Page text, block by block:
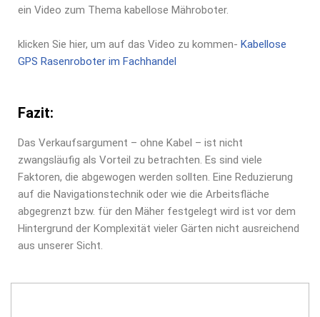
ein Video zum Thema kabellose Mähroboter.
klicken Sie hier, um auf das Video zu kommen- Kabellose
GPS Rasenroboter im Fachhandel
Fazit:
Das Verkaufsargument – ohne Kabel – ist nicht
zwangsläufig als Vorteil zu betrachten. Es sind viele
Faktoren, die abgewogen werden sollten. Eine Reduzierung
auf die Navigationstechnik oder wie die Arbeitsfläche
abgegrenzt bzw. für den Mäher festgelegt wird ist vor dem
Hintergrund der Komplexität vieler Gärten nicht ausreichend
aus unserer Sicht.